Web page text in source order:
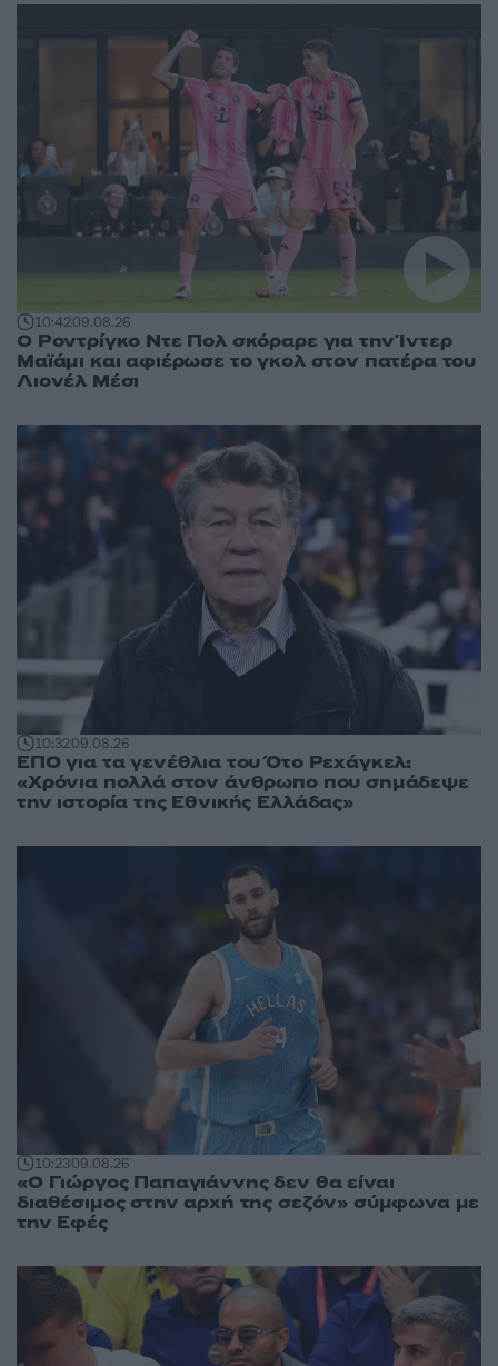
10:4209.08.26
Ο Ροντρίγκο Ντε Πολ σκόραρε για την Ίντερ
Μαϊάμι και αφιέρωσε το γκολ στον πατέρα του
Λιονέλ Μέσι
10:3209.08.26
ΕΠΟ για τα γενέθλια του Ότο Ρεχάγκελ:
«Χρόνια πολλά στον άνθρωπο που σημάδεψε
την ιστορία της Εθνικής Ελλάδας»
10:2309.08.26
«Ο Γιώργος Παπαγιάννης δεν θα είναι
διαθέσιμος στην αρχή της σεζόν» σύμφωνα με
την Εφές